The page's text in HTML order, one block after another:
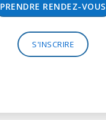
PRENDRE RENDEZ-VOUS
S'INSCRIRE